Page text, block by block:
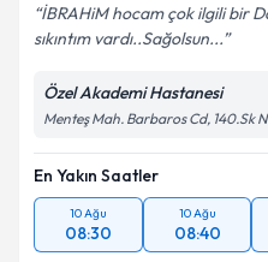
İBRAHiM hocam çok ilgili bir
sıkıntım vardı..Sağolsun...
Özel Akademi Hastanesi
Menteş Mah. Barbaros Cd, 140.Sk
En Yakın Saatler
10 Ağu
08:30
10 Ağu
08:40